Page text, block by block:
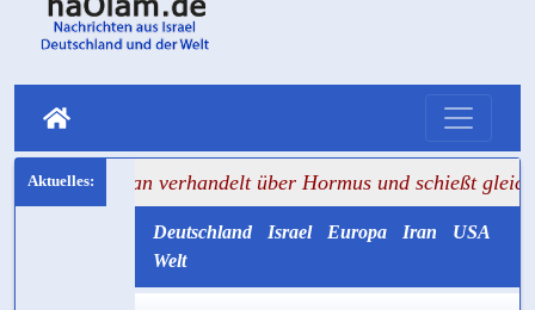
verhandelt über Hormus und schießt gleichzeitig auf
Deutschland Israel Europa Iran
USA
Welt